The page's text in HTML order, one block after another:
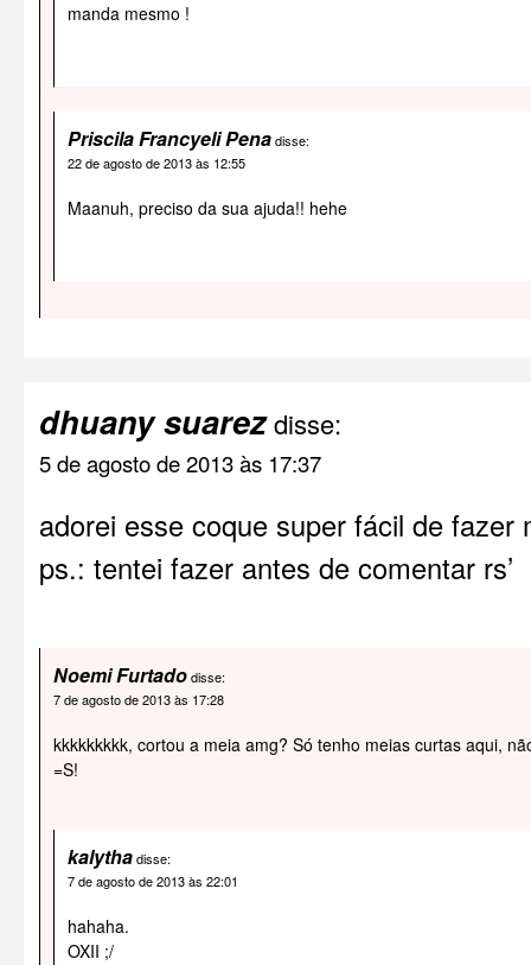
manda mesmo !
Priscila Francyeli Penadisse:
22 de agosto de 2013 às 12:55
Maanuh, preciso da sua ajuda!! hehe
dhuany suarezdisse:
5 de agosto de 2013 às 17:37
adorei esse coque super fácil de fazer
ps.: tentei fazer antes de comentar rs’
Noemi Furtadodisse:
7 de agosto de 2013 às 17:28
kkkkkkkkk, cortou a meia amg? Só tenho meias curtas aqui,
=S!
kalythadisse:
7 de agosto de 2013 às 22:01
hahaha.
OXII ;/